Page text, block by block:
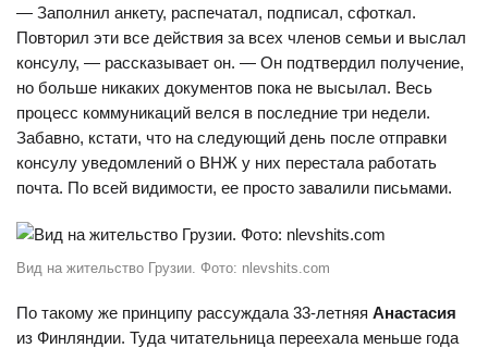
— Заполнил анкету, распечатал, подписал, сфоткал.
Повторил эти все действия за всех членов семьи и выслал
консулу, — рассказывает он. — Он подтвердил получение,
но больше никаких документов пока не высылал. Весь
процесс коммуникаций велся в последние три недели.
Забавно, кстати, что на следующий день после отправки
консулу уведомлений о ВНЖ у них перестала работать
почта. По всей видимости, ее просто завалили письмами.
Вид на жительство Грузии. Фото: nlevshits.com
По такому же принципу рассуждала 33-летняя Анастасия
из Финляндии. Туда читательница переехала меньше года